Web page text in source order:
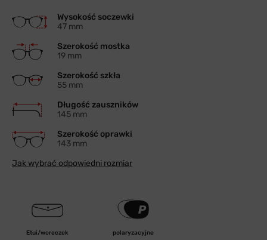
Wysokość soczewki
47 mm
Szerokość mostka
19 mm
Szerokość szkła
55 mm
Długość zauszników
145 mm
Szerokość oprawki
143 mm
Jak wybrać odpowiedni rozmiar
Etui/woreczek polaryzacyjne